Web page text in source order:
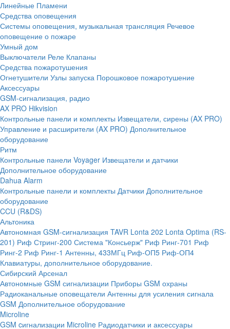
Линейные Пламени
Средства оповещения
Системы оповещения, музыкальная трансляция Речевое
оповещение о пожаре
Умный дом
Выключатели Реле Клапаны
Средства пожаротушения
Огнетушители Узлы запуска Порошковое пожаротушение
Аксессуары
GSM-сигнализация, радио
AX PRO Hikvision
Контрольные панели и комплекты Извещатели, сирены (AX PRO)
Управление и расширители (AX PRO) Дополнительное
оборудование
Ритм
Контрольные панели Voyager Извещатели и датчики
Дополнительное оборудование
Dahua Alarm
Контрольные панели и комплекты Датчики Дополнительное
оборудование
CCU (R&DS)
Альтоника
Автономная GSM-сигнализация TAVR Lonta 202 Lonta Optima (RS-
201) Риф Стринг-200 Система "Консьерж" Риф Ринг-701 Риф
Ринг-2 Риф Ринг-1 Антенны, 433МГц Риф-ОП5 Риф-ОП4
Клавиатуры, дополнительное оборудование.
Сибирский Арсенал
Автономные GSM сигнализации Приборы GSM охраны
Радиоканальные оповещатели Антенны для усиления сигнала
GSM Дополнительное оборудование
Microline
GSM cигнализации Microline Радиодатчики и аксессуары